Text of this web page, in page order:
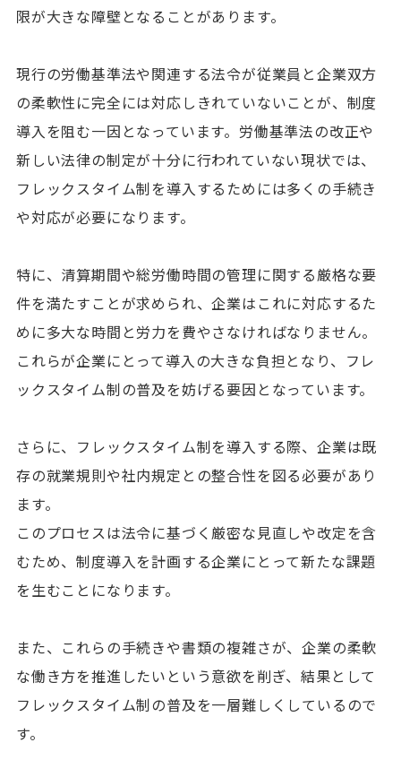
限が大きな障壁となることがあります。
現行の労働基準法や関連する法令が従業員と企業双方
の柔軟性に完全には対応しきれていないことが、制度
導入を阻む一因となっています。労働基準法の改正や
新しい法律の制定が十分に行われていない現状では、
フレックスタイム制を導入するためには多くの手続き
や対応が必要になります。
特に、清算期間や総労働時間の管理に関する厳格な要
件を満たすことが求められ、企業はこれに対応するた
めに多大な時間と労力を費やさなければなりません。
これらが企業にとって導入の大きな負担となり、フレ
ックスタイム制の普及を妨げる要因となっています。
さらに、フレックスタイム制を導入する際、企業は既
存の就業規則や社内規定との整合性を図る必要があり
ます。
このプロセスは法令に基づく厳密な見直しや改定を含
むため、制度導入を計画する企業にとって新たな課題
を生むことになります。
また、これらの手続きや書類の複雑さが、企業の柔軟
な働き方を推進したいという意欲を削ぎ、結果として
フレックスタイム制の普及を一層難しくしているので
す。